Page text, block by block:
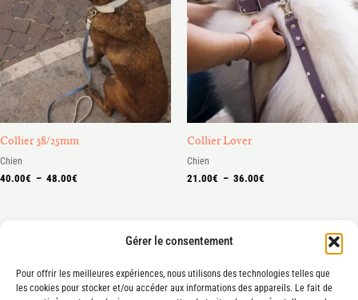
Gérer le consentement
Pour offrir les meilleures expériences, nous utilisons des technologies telles que
les cookies pour stocker et/ou accéder aux informations des appareils. Le fait de
Collier 38/25mm
Chien
40.00€ – 48.00€
48.00€
Collier Lover
Chien
21.00€ – 36.00€
à
36.00€